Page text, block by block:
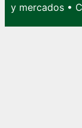
y mercados •